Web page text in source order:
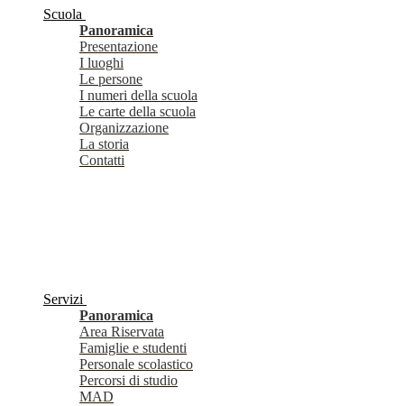
Scuola
Panoramica
Presentazione
I luoghi
Le persone
I numeri della scuola
Le carte della scuola
Organizzazione
La storia
Contatti
Servizi
Panoramica
Area Riservata
Famiglie e studenti
Personale scolastico
Percorsi di studio
MAD